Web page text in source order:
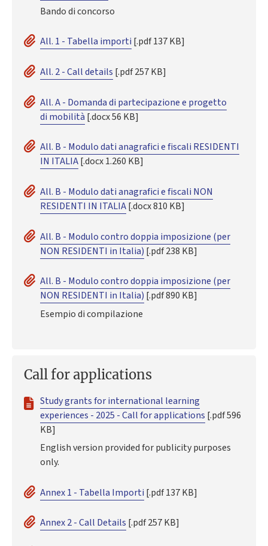
Bando di concorso
All. 1 - Tabella importi [.pdf 137 KB]
All. 2 - Call details [.pdf 257 KB]
All. A - Domanda di partecipazione e progetto
di mobilità [.docx 56 KB]
All. B - Modulo dati anagrafici e fiscali RESIDENTI
IN ITALIA[.docx 1.260 KB]
All. B - Modulo dati anagrafici e fiscali NON
RESIDENTI IN ITALIA[.docx 810 KB]
All. B - Modulo contro doppia imposizione (per
NON RESIDENTI in Italia) [.pdf 238 KB]
All. B - Modulo contro doppia imposizione (per
NON RESIDENTI in Italia) [.pdf 890 KB]
Esempio di compilazione
Call for applications
Study grants for international learning
experiences - 2025 - Call for applications [.pdf 596
KB]
English version provided for publicity purposes
only.
Annex 1 - Tabella Importi [.pdf 137 KB]
Annex 2 - Call Details [.pdf 257 KB]